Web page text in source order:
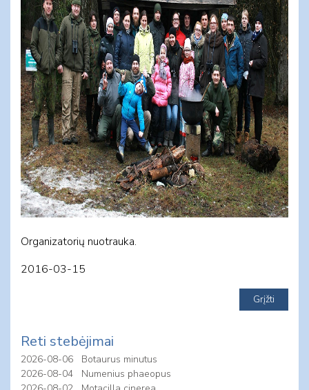
Organizatorių nuotrauka.
2016-03-15
Reti stebėjimai
2026-08-06
Botaurus minutus
2026-08-04
Numenius phaeopus